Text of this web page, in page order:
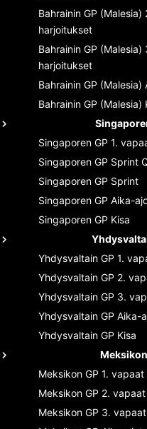
Bahrainin GP (Malesia)
harjoitukset
Bahrainin GP (Malesia)
harjoitukset
Bahrainin GP (Malesia)
Bahrainin GP (Malesia)
Singaporen GP 1.
Singaporen GP Sprint
Singaporen GP Sprint
Singaporen GP Aika-
Singaporen GP Kisa
Yhdysvaltain GP 1.
Yhdysvaltain GP 2.
Yhdysvaltain GP 3.
Yhdysvaltain GP Aika-
Yhdysvaltain GP Kisa
Meksikon GP 1.
Meksikon GP 2.
Meksikon GP 3.